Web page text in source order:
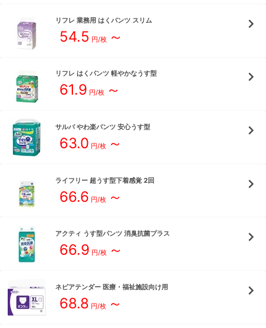
リフレ 業務用 はくパンツ スリム
54.5 円/枚 ～
リフレ はくパンツ 軽やかなうす型
61.9 円/枚 ～
サルバ やわ楽パンツ 安心うす型
63.0 円/枚 ～
ライフリー 超うす型下着感覚 2回
66.6 円/枚 ～
アクティ うす型パンツ 消臭抗菌プラス
66.9 円/枚 ～
ネピアテンダー 医療・福祉施設向け用
68.8 円/枚 ～